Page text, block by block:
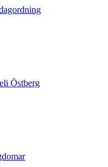
Östberg